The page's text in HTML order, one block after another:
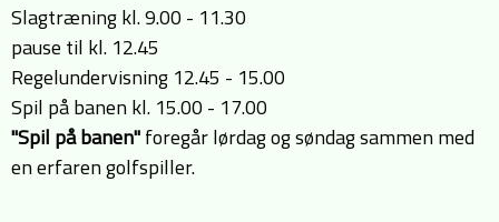
Slagtræning kl. 9.00 - 11.30
pause til kl. 12.45
Regelundervisning 12.45 - 15.00
Spil på banen kl. 15.00 - 17.00
"Spil på banen"foregår lørdag og søndag sammen med
en erfaren golfspiller.